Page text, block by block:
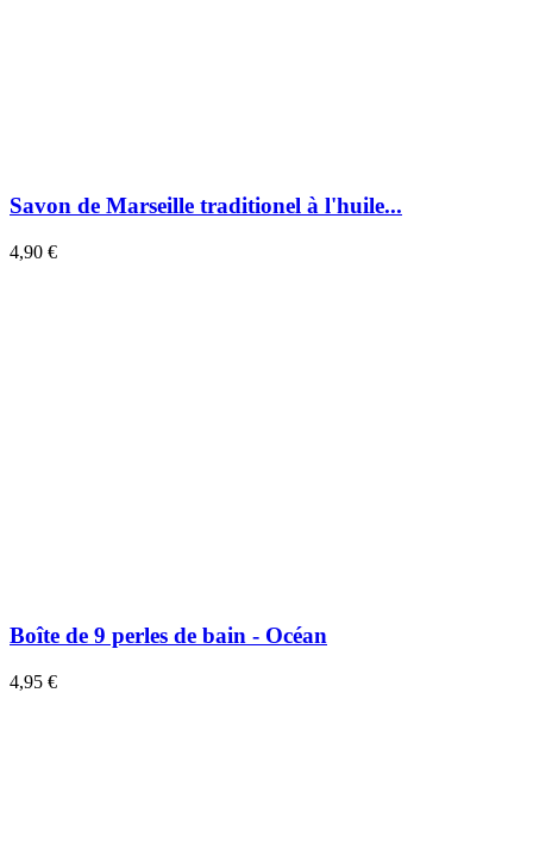
Savon de Marseille traditionel à l'huile...
4,90 €
Boîte de 9 perles de bain - Océan
4,95 €